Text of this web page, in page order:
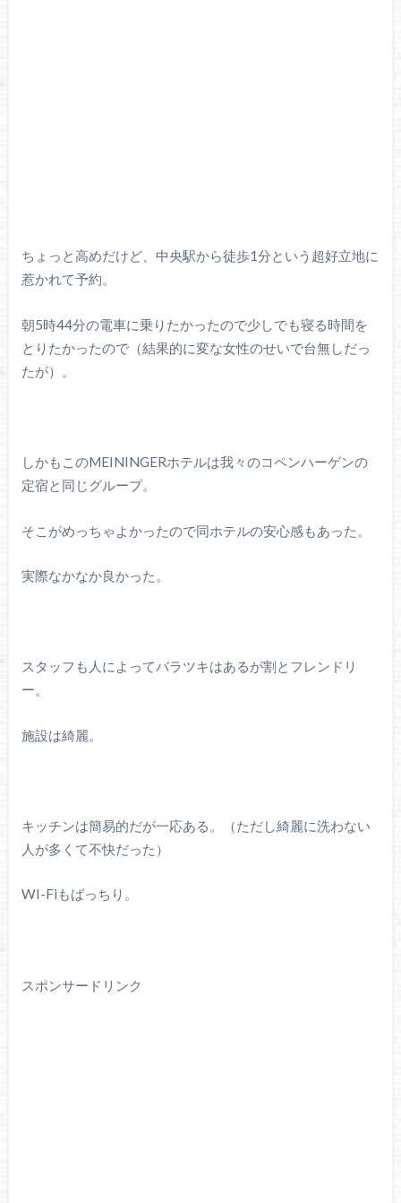
ちょっと高めだけど、中央駅から徒歩1分という超好立地に
惹かれて予約。
朝5時44分の電車に乗りたかったので少しでも寝る時間を
とりたかったので（結果的に変な女性のせいで台無しだっ
たが）。
しかもこのMEININGERホテルは我々のコペンハーゲンの
定宿と同じグループ。
そこがめっちゃよかったので同ホテルの安心感もあった。
実際なかなか良かった。
スタッフも人によってバラツキはあるが割とフレンドリ
ー。
施設は綺麗。
キッチンは簡易的だが一応ある。（ただし綺麗に洗わない
人が多くて不快だった）
WI-Fiもばっちり。
スポンサードリンク